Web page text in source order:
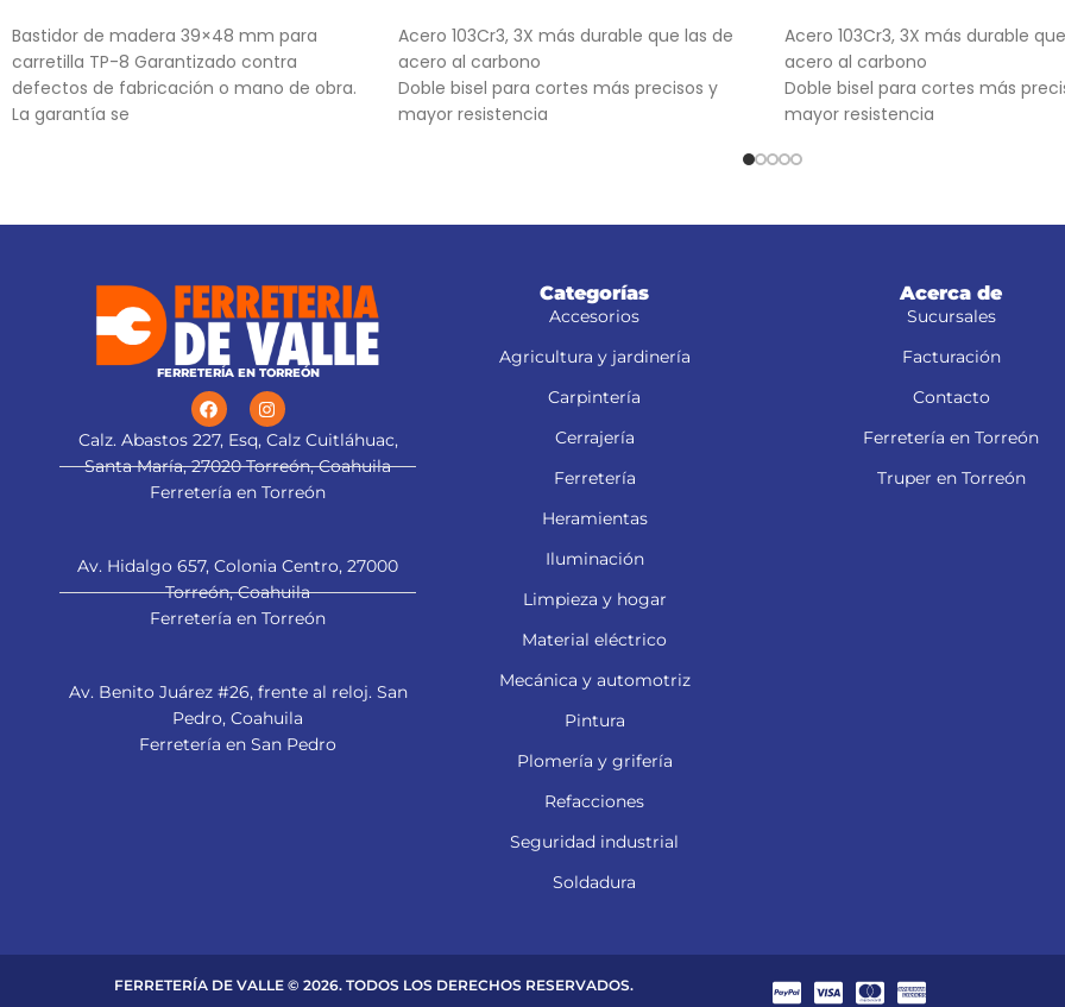
Bastidor de madera 39×48 mm para
carretilla TP-8 Garantizado contra
defectos de fabricación o mano de obra.
La garantía se
Acero 103Cr3, 3X más durable que las de
acero al carbono
Doble bisel para cortes más precisos y
mayor resistencia
Acero 103Cr3, 3X más durable
acero al carbono
Doble bisel para cortes más
mayor resistencia
NV-6X
FERRETERÍA EN TORREÓN
Calz. Abastos 227, Esq, Calz Cuitláhuac,
Santa María, 27020 Torreón, Coahuila
Ferretería en Torreón
Av. Hidalgo 657, Colonia Centro, 27000
Torreón, Coahuila
Ferretería en Torreón
Av. Benito Juárez #26, frente al reloj. San
Pedro, Coahuila
Ferretería en San Pedro
Categorías
Accesorios
Agricultura y jardinería
Carpintería
Cerrajería
Ferretería
Heramientas
Iluminación
Limpieza y hogar
Material eléctrico
Mecánica y automotriz
Pintura
Plomería y grifería
Refacciones
Seguridad industrial
Soldadura
Acerca de
Sucursales
Facturación
Contacto
Ferretería en Torreón
Truper en Torreón
FERRETERÍA DE VALLE © 2026. TODOS LOS DERECHOS RESERVADOS.